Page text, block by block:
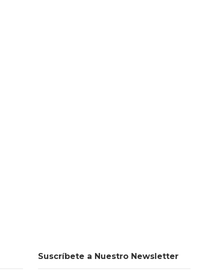
Suscríbete a Nuestro Newsletter